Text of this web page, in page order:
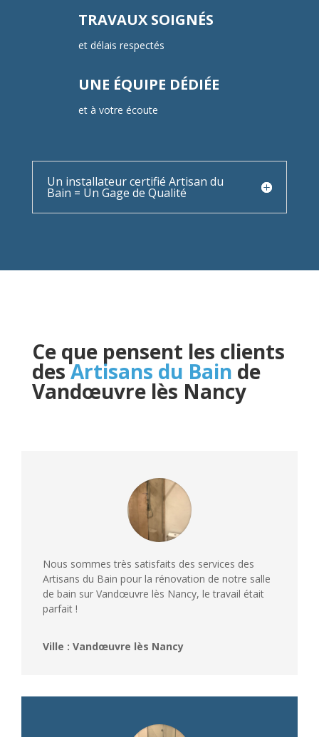
TRAVAUX SOIGNÉS
et délais respectés
UNE ÉQUIPE DÉDIÉE
et à votre écoute
Un installateur certifié Artisan du
Bain = Un Gage de Qualité
Ce que pensent les clients
desArtisans du Bain de
Vandœuvre lès Nancy
Nous sommes très satisfaits des services des
Artisans du Bain pour la rénovation de notre salle
de bain sur Vandœuvre lès Nancy, le travail était
parfait !
Ville : Vandœuvre lès Nancy